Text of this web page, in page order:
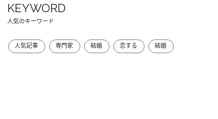
KEYWORD
人気のキーワード
人気記事 専門家 結婚 恋する 結婚